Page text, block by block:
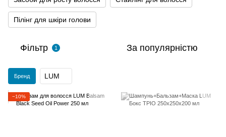
Пілінг для шкіри голови
Фільтр 1 За популярністю
Бренд LUM
−10%